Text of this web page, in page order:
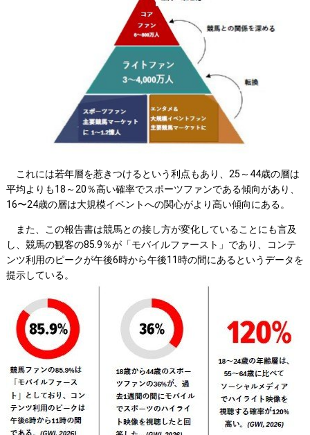
これには若年層を惹きつけるという利点もあり、25～44歳の層は
平均よりも18～20％高い確率でスポーツファンである傾向があり、
16〜24歳の層は大規模イベントへの関心がより高い傾向にある。
また、この報告書は競馬との接し方が変化していることにも言及
し、競馬の観客の85.9％が「モバイルファースト」であり、コンテ
ンツ利用のピークが午後6時から午後11時の間にあるというデータを
提示している。